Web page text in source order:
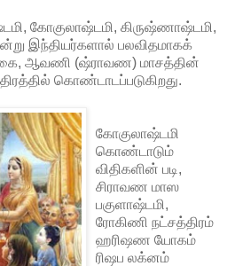
கோகுலாஷ்டமி, கிருஷ்ணாஷ்டமி,
இந்தியர்களால் பலவிதமாகக்
ஆவணி (ஷ்ராவண) மாசத்தின்
கொண்டாடப்படுகிறது.
கோகுலாஷ்டமி
கொண்டாடும்
விதிகளின் படி,
சிராவண மாஸ
பகுளாஷ்டமி,
ரோகிணி நட்சத்திரம்
ஹரிஷண யோகம்
ரிஷப லக்னம்